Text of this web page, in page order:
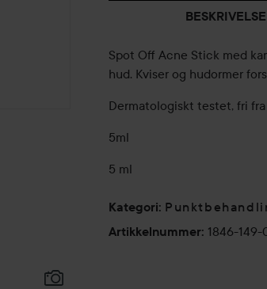
BESKRIVELSE
Spot Off Acne Stick med
hud. Kviser og hudormer
Dermatologiskt testet, fri
5ml
5 ml
Kategori:
Artikkelnummer: 1846-